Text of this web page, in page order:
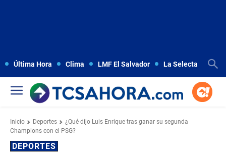
Última Hora Clima LMF El Salvador La Selecta
Inicio Deportes
¿Qué dijo Luis Enrique tras ganar su segunda
Champions con el PSG?
DEPORTES